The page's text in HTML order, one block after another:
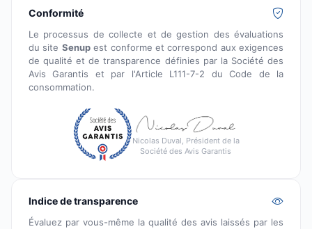
Conformité
Le processus de collecte et de gestion des évaluations
du site Senupest conforme et correspond aux exigences
de qualité et de transparence définies par la Société des
Avis Garantis et par l'Article L111-7-2 du Code de la
consommation.
Nicolas Duval, Président de la
Société des Avis Garantis
Indice de transparence
Évaluez par vous-même la qualité des avis laissés par les